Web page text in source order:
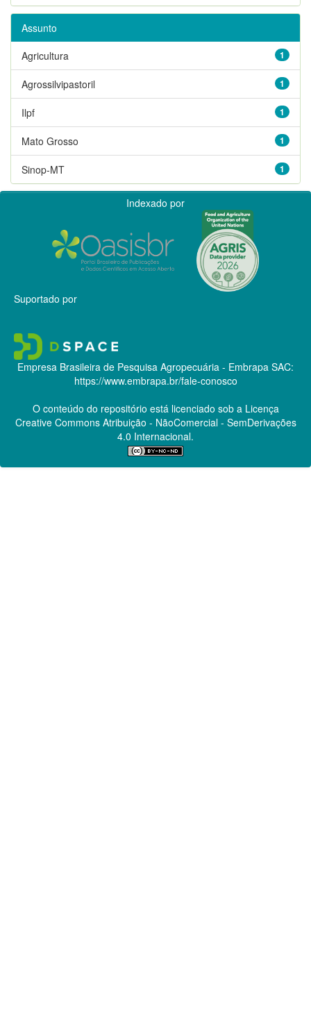
Assunto
1
Agricultura
1
Agrossilvipastoril
1
Ilpf
1
Mato Grosso
1
Sinop-MT
Indexado por
Suportado por
Empresa Brasileira de Pesquisa Agropecuária - Embrapa SAC:
https://www.embrapa.br/fale-conosco
O conteúdo do repositório está licenciado sob a Licença
Creative CommonsAtribuição - NãoComercial - SemDerivações
4.0 Internacional.